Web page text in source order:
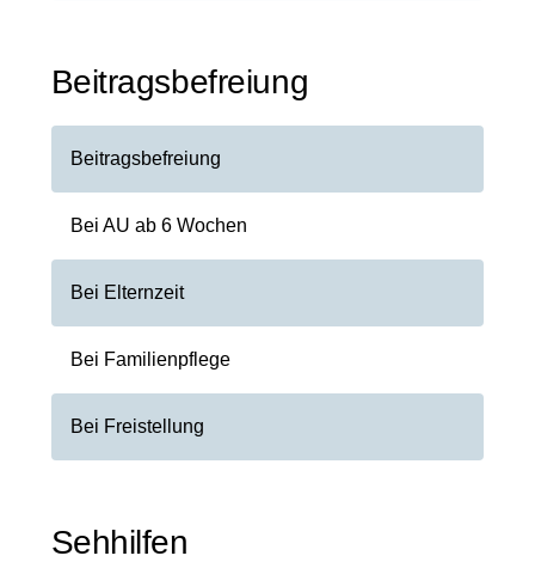
Beitragsbefreiung
Beitragsbefreiung
Bei AU ab 6 Wochen
Bei Elternzeit
Bei Familienpflege
Bei Freistellung
Sehhilfen